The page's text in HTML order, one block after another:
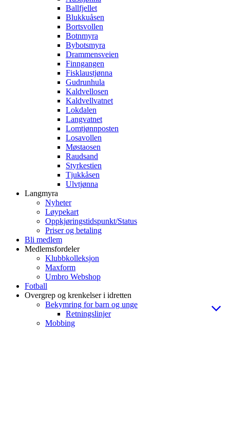
Ballfjellet
Blukkuåsen
Bortsvollen
Botnmyra
Bybotsmyra
Drammensveien
Finngangen
Fisklaustjønna
Gudrunhula
Kaldvellosen
Kaldvellvatnet
Lokdalen
Langvatnet
Lomtjønnposten
Losavollen
Møstaosen
Raudsand
Styrkestien
Tjukkåsen
Ulvtjønna
Langmyra
Nyheter
Løypekart
Oppkjøringstidspunkt/Status
Priser og betaling
Bli medlem
Medlemsfordeler
Klubbkolleksjon
Maxform
Umbro Webshop
Fotball
Overgrep og krenkelser i idretten
Bekymring for barn og unge
Retningslinjer
Mobbing